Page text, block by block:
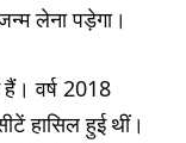
लेना पड़ेगा।
वर्ष 2018
हासिल हुई थीं।